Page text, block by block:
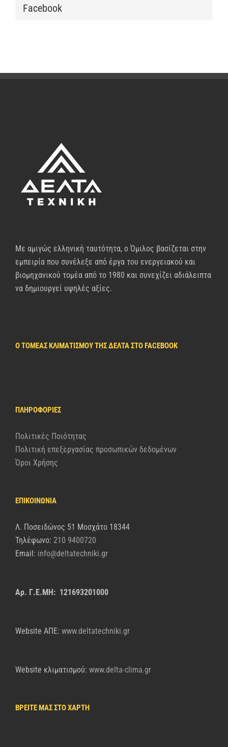
Facebook
Με αμιγώς ελληνική ταυτότητα, ο Όμιλος βασίζεται στην
εμπειρία που συνέλεξε από έργα του ενεργειακού και
βιομηχανικού τομέα από το 1980 και συνεχίζει αδιάλειπτα
να δημιουργεί υψηλές αξίες.
Ο ΤΟΜΈΑΣ ΚΛΙΜΑΤΙΣΜΟΎ ΤΗΣ ΔΈΛΤΑ ΣΤΟ FACEBOOK
ΠΛΗΡΟΦΟΡΊΕΣ
Πολιτικές Ποιότητας
Πολιτική επεξεργασίας προσωπικών δεδομένων
Όροι Χρήσης
ΕΠΙΚΟΙΝΩΝΙΑ
Λ. Ποσειδώνος 51 Μοσχάτο 18344
Τηλέφωνο: 210 9400720
Email: info@deltatechniki.gr
Αρ. Γ.Ε.ΜΗ: 121693201000
Website AΠΕ: www.deltatechniki.gr
Website κλιματισμού: www.delta-clima.gr
ΒΡΕΙΤΕ ΜΑΣ ΣΤΟ ΧΑΡΤΗ